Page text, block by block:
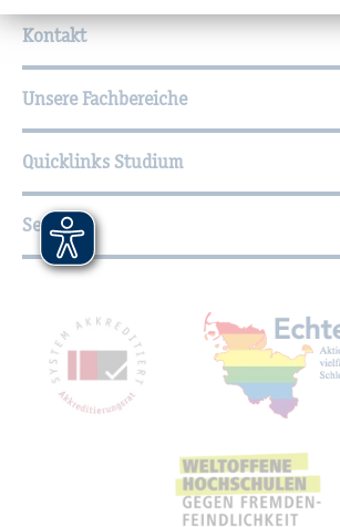
Kontakt
Unsere Fachbereiche
Quicklinks Studium
Service
Mit­glied­schaf­ten,